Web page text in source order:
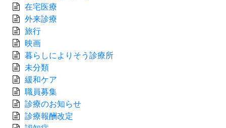
在宅医療
外来診療
旅行
映画
暮らしによりそう診療所
未分類
緩和ケア
職員募集
診療のお知らせ
診療報酬改定